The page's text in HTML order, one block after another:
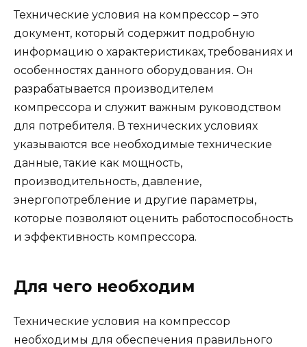
Технические условия на компрессор – это
документ, который содержит подробную
информацию о характеристиках, требованиях и
особенностях данного оборудования. Он
разрабатывается производителем
компрессора и служит важным руководством
для потребителя. В технических условиях
указываются все необходимые технические
данные, такие как мощность,
производительность, давление,
энергопотребление и другие параметры,
которые позволяют оценить работоспособность
и эффективность компрессора.
Для чего необходим
Технические условия на компрессор
необходимы для обеспечения правильного